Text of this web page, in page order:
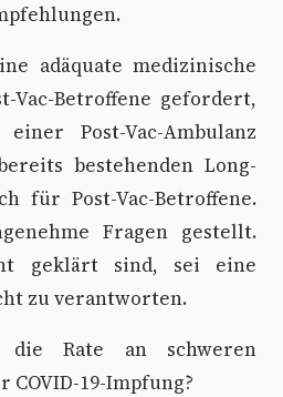
adäquate medizinische
Vac-Betroffene gefordert,
Post-Vac-Ambulanz
bestehenden Long-
für Post-Vac-Betroffene.
Fragen gestellt.
geklärt sind, sei eine
zu verantworten.
Rate an schweren
19-Impfung?